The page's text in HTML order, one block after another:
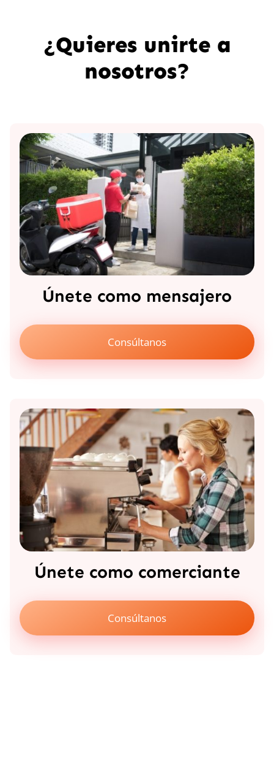
¿Quieres unirte a
nosotros?
Únete como mensajero
Consúltanos
Únete como comerciante
Consúltanos